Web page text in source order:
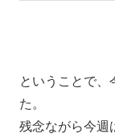
ということで、
た。
残念ながら今週